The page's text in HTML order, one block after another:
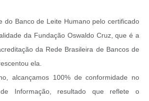
do Banco de Leite Humano pelo certificado
da Fundação Oswaldo Cruz, que é a
da Rede Brasileira de Bancos de
ela.
alcançamos 100% de conformidade no
Informação, resultado que reflete o